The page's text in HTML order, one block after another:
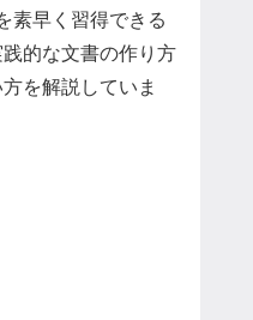
素早く習得できる
的な文書の作り方
を解説していま